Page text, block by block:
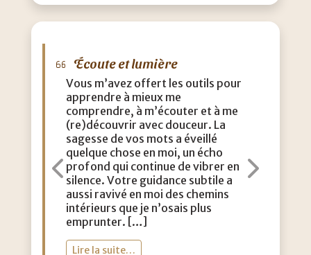
Écoute et lumière
Vous m’avez offert les outils pour
apprendre à mieux me
comprendre, à m’écouter et à me
(re)découvrir avec douceur. La
sagesse de vos mots a éveillé
quelque chose en moi, un écho
profond qui continue de vibrer en
silence. Votre guidance subtile a
aussi ravivé en moi des chemins
intérieurs que je n’osais plus
emprunter. […]
Lire la suite…
Précédent